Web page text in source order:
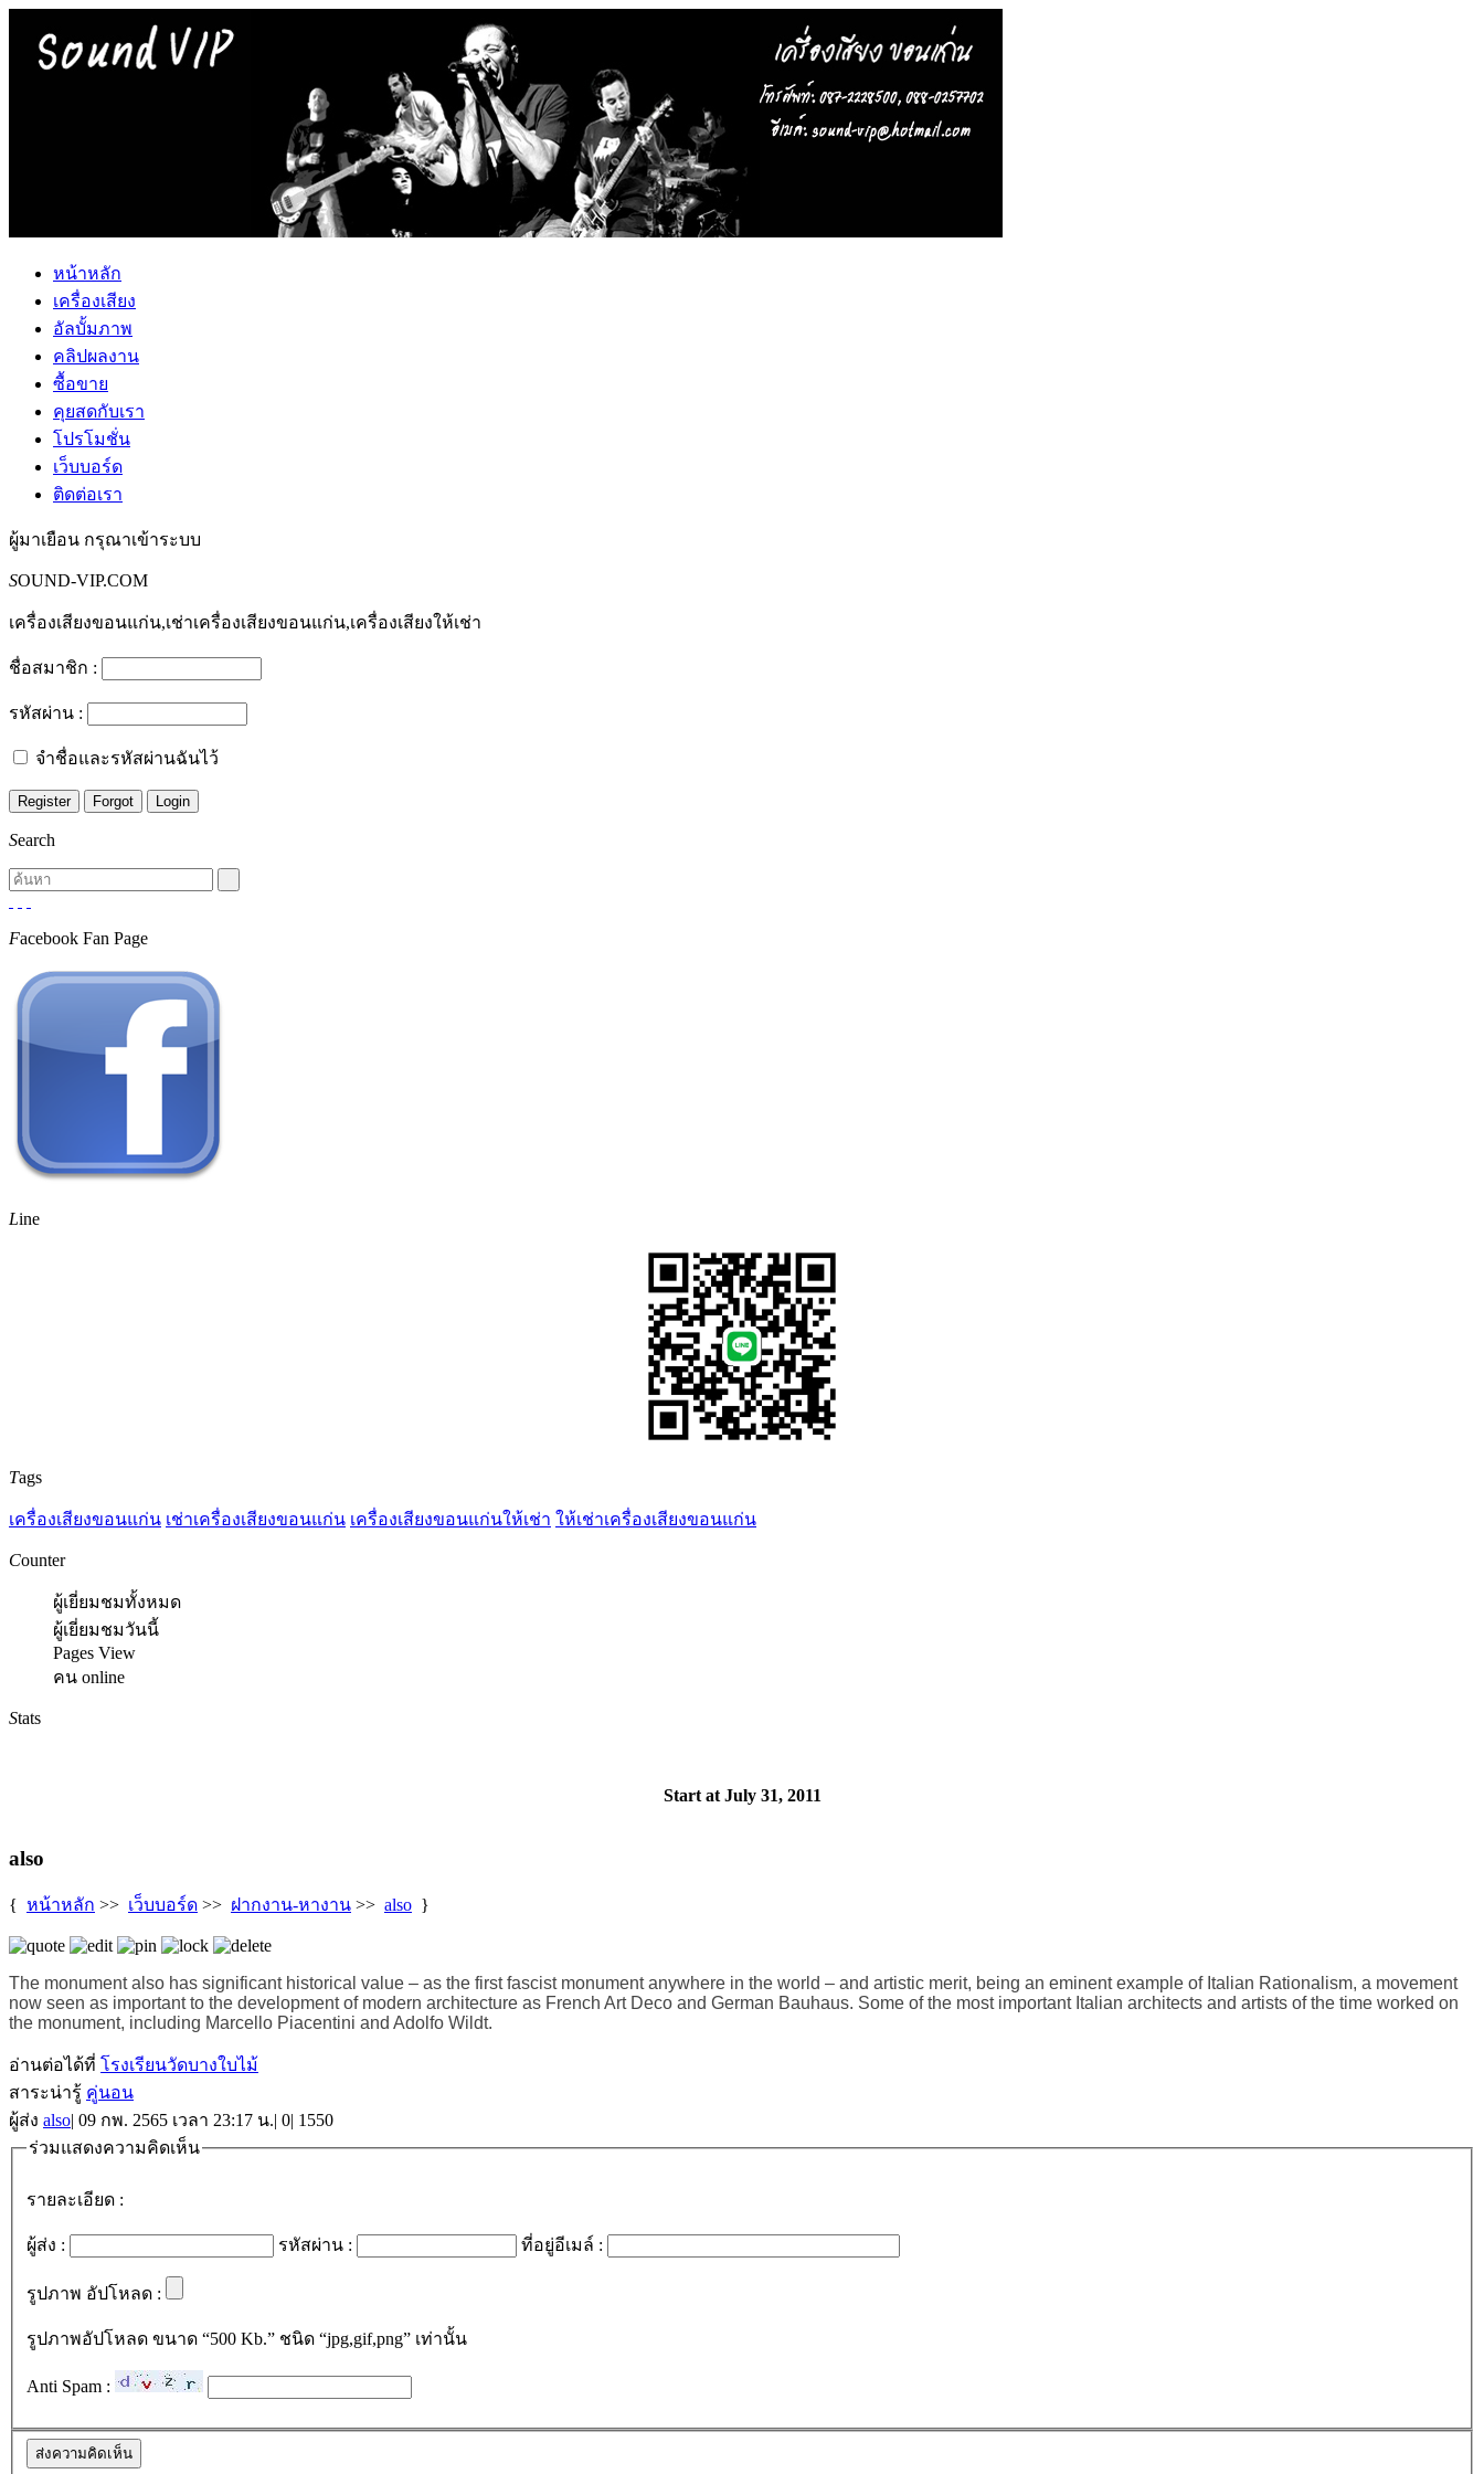
หน้าหลัก
เครื่องเสียง
อัลบั้มภาพ
คลิปผลงาน
ซื้อขาย
คุยสดกับเรา
โปรโมชั่น
เว็บบอร์ด
ติดต่อเรา
ผู้มาเยือน กรุณาเข้าระบบ
SOUND-VIP.COM
เครื่องเสียงขอนแก่น,เช่าเครื่องเสียงขอนแก่น,เครื่องเสียงให้เช่า
ชื่อสมาชิก :
รหัสผ่าน :
จำชื่อและรหัสผ่านฉันไว้
Search
Facebook Fan Page
Line
Tags
เครื่องเสียงขอนแก่น เช่าเครื่องเสียงขอนแก่น เครื่องเสียงขอนแก่นให้เช่า ให้เช่าเครื่องเสียงขอนแก่น
Counter
ผู้เยี่ยมชมทั้งหมด
ผู้เยี่ยมชมวันนี้
Pages View
คน online
Stats
Start at July 31, 2011
also
{ หน้าหลัก >> เว็บบอร์ด >> ฝากงาน-หางาน >> also }
The monument also has significant historical value – as the first fascist monument anywhere in the world – and artistic merit, being an eminent example of Italian Rationalism, a movement
now seen as important to the development of modern architecture as French Art Deco and German Bauhaus. Some of the most important Italian architects and artists of the time worked on
the monument, including Marcello Piacentini and Adolfo Wildt.
อ่านต่อได้ที่ โรงเรียนวัดบางใบไม้
สาระน่ารู้ คู่นอน
ผู้ส่ง also| 09 กพ. 2565 เวลา 23:17 น.| 0| 1550
ร่วมแสดงความคิดเห็น
รายละเอียด :
ผู้ส่ง : รหัสผ่าน : ที่อยู่อีเมล์ :
รูปภาพ อัปโหลด :
รูปภาพอัปโหลด ขนาด “500 Kb.” ชนิด “jpg,gif,png” เท่านั้น
Anti Spam :